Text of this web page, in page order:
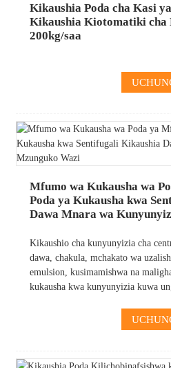
Kikaushia Poda cha Kasi
Kikaushia Kiotomatiki cha
200kg/saa
Mfumo wa Kukausha wa
Poda ya Kukausha kwa
Dawa Mnara wa
Kikaushio cha kunyunyizia cha
dawa, chakula, mchakato wa
emulsion, kusimamishwa na
kukausha kwa kunyunyizia kuwa